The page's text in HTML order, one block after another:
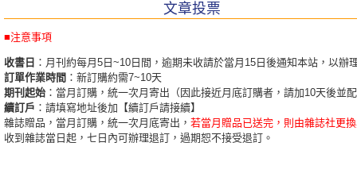
文章投票
■注意事項
收書日 ：月刊約每月5日~10日間，逾期未收請於當月15日後通知本站，以辦
訂單作業時間 ：新訂購約需7~10天
期刊起始 ：當月訂購，統一次月寄出（因此接近月底訂購者，請加10天後並
續訂戶 ：請填寫地址後加【續訂戶請接續】
雜誌贈品，當月訂購，統一次月底寄出， 若當月贈品已送完，則由雜誌社更
收到雜誌當日起，七日內可辦理退訂，過期恕不接受退訂。